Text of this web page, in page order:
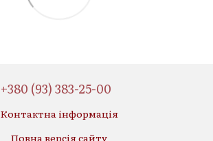
+380 (93) 383-25-00
Контактна інформація
Повна версія сайту